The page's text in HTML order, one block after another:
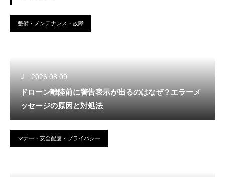
整備・メンテナンス・故障
2026.08.09
ドローン離陸前に警告表示が出るのはなぜ？エラーメ
ッセージの原因と対処法
マナー・安全配慮・プライバシー